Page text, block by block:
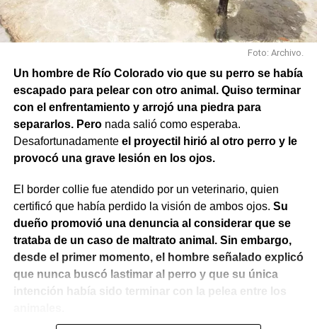
Foto: Archivo.
Un hombre de Río Colorado vio que su perro se había
escapado para pelear con otro animal. Quiso terminar
con el enfrentamiento y arrojó una piedra para
separarlos. Peronada salió como esperaba.
Desafortunadamente el proyectil hirió al otro perro y le
provocó una grave lesión en los ojos.
El border collie fue atendido por un veterinario, quien
certificó que había perdido la visión de ambos ojos. Su
dueño promovió una denuncia al considerar que se
trataba de un caso de maltrato animal. Sin embargo,
desde el primer momento, el hombre señalado explicó
que nunca buscó lastimar al perro y que su única
intención había sido terminar con la pelea entre los